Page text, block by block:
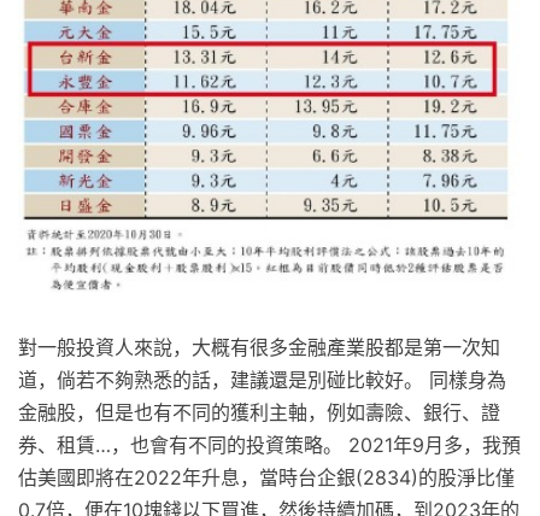
對一般投資人來說，大概有很多金融產業股都是第一次知
道，倘若不夠熟悉的話，建議還是別碰比較好。 同樣身為
金融股，但是也有不同的獲利主軸，例如壽險、銀行、證
券、租賃…，也會有不同的投資策略。 2021年9月多，我預
估美國即將在2022年升息，當時台企銀(2834)的股淨比僅
0.7倍，便在10塊錢以下買進，然後持續加碼，到2023年的